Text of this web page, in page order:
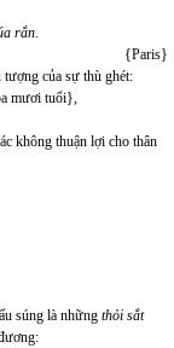
rắn.
{Paris}
của sự thù ghét:
mươi tuổi},
không thuận lợi cho thân
súng là những thỏi sắt